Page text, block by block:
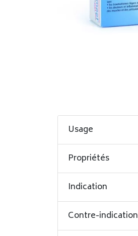
Usage
Propriétés
Indication
Contre-indication